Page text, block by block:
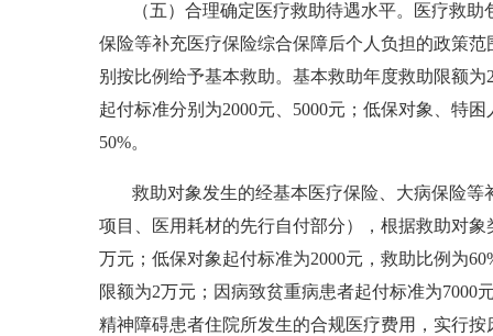
（五）合理确定医疗救助待遇水平。医疗救
保险等补充医疗保险综合保障后个人负担的政策
别按比例给予基本救助。基本救助年度救助限额
起付标准分别为2000元、5000元；低保对象、特
50%。
救助对象发生的经基本医疗保险、大病保险
项目、医用耗材的先行自付部分），根据救助对
万元；低保对象起付标准为2000元，救助比例为
限额为2万元；因病致贫重病患者起付标准为7000
精神障碍患者住院所发生的合规医疗费用，实行按